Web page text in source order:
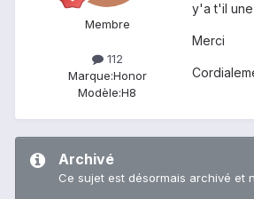
Membre
112
Marque:Honor
Modèle:H8
y'a t'il
Merci
Archivé
Ce sujet est désormais archivé et